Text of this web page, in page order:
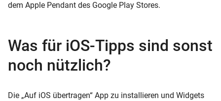
dem Apple Pendant des Google Play Stores.
Was für iOS-Tipps sind sonst
noch nützlich?
Die „Auf iOS übertragen“ App zu installieren und Widgets